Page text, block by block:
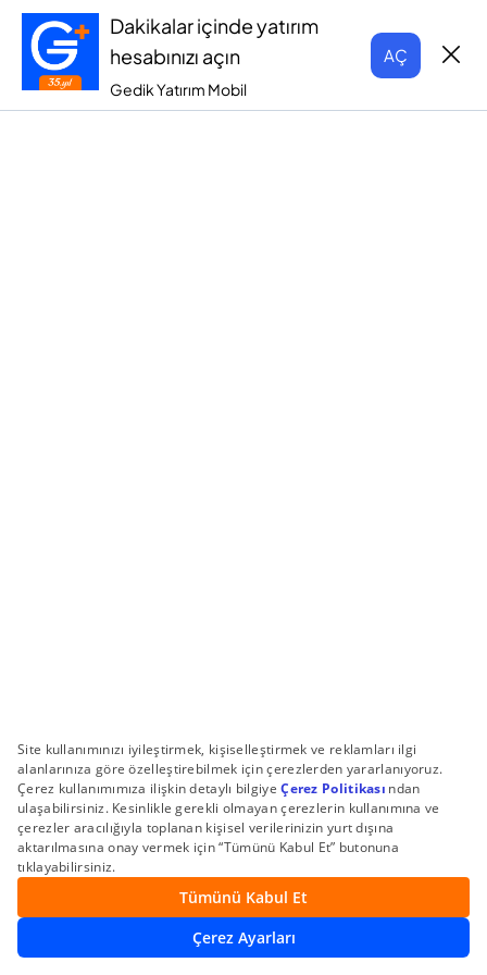
Dakikalar içinde yatırım
hesabınızı açın
Gedik Yatırım Mobil
AÇ